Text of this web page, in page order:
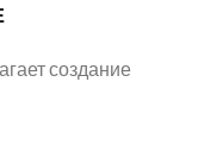
создание